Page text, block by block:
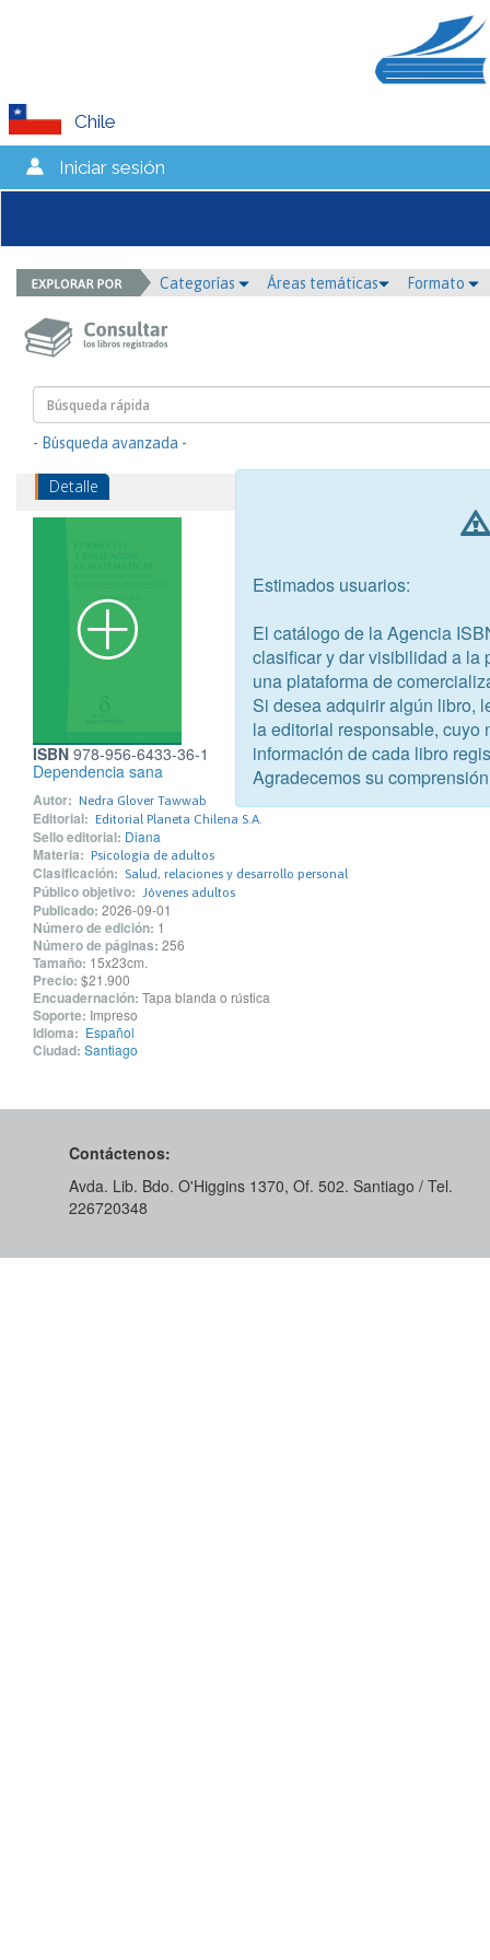
Chile
Iniciar sesión
Categorías Áreas temáticas Formato
- Búsqueda avanzada -
Detalle
ISBN 978-956-6433-36-1
Dependencia sana
Autor: Nedra Glover Tawwab
Editorial: Editorial Planeta Chilena S.A.
Sello editorial: Diana
Materia: Psicología de adultos
Clasificación: Salud, relaciones y desarrollo personal
Público objetivo: Jóvenes adultos
Publicado: 2026-09-01
Número de edición: 1
Número de páginas: 256
Tamaño: 15x23cm.
Precio: $21.900
Encuadernación: Tapa blanda o rústica
Soporte: Impreso
Idioma: Español
Ciudad: Santiago
Contáctenos:
Avda. Lib. Bdo. O'Higgins 1370, Of. 502. Santiago / Tel.
226720348
Estimados usuarios:
El catálogo de la Agencia
clasificar y dar visibilidad a la
una plataforma de
Si desea adquirir algún libro,
la editorial responsable, cuyo
información de cada libro
Agradecemos su